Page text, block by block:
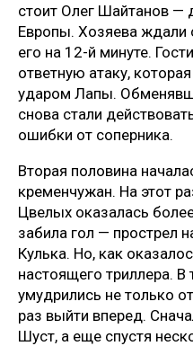
стоит Олег Шайтанов —
Европы. Хозяева ждали
его на 12-й минуте.
ответную атаку,
ударом Лапы.
снова стали
ошибки от соперника.
Вторая половина
кременчужан. На этот
Цвелых оказалась
забила гол — прострел
Кулька. Но, как
настоящего триллера. В
умудрились не только
раз выйти вперед.
Шуст, а еще спустя